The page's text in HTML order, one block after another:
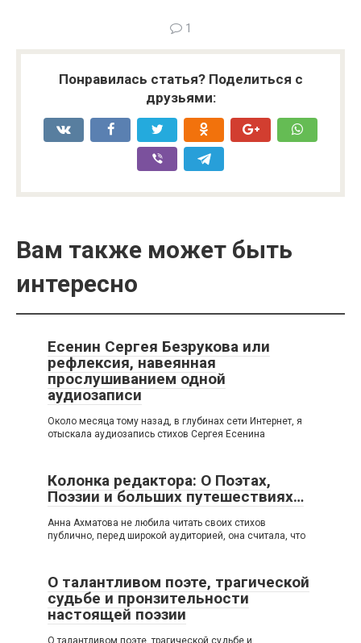
1
Понравилась статья? Поделиться с
друзьями:
Вам также может быть
интересно
Есенин Сергея Безрукова или
рефлексия, навеянная
прослушиванием одной
аудиозаписи
Около месяца тому назад, в глубинах сети Интернет, я
отыскала аудиозапись стихов Сергея Есенина
Колонка редактора: О Поэтах,
Поэзии и больших путешествиях…
Анна Ахматова не любила читать своих стихов
публично, перед широкой аудиторией, она считала, что
О талантливом поэте, трагической
судьбе и пронзительности
настоящей поэзии